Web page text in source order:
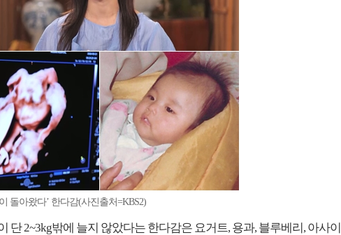
돌아왔다’ 한다감(사진출처=KBS2)
단 2~3kg밖에 늘지 않았다는 한다감은 요거트, 용과, 블루베리, 아사이